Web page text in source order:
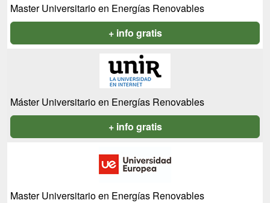
Master Universitario en Energías Renovables
+ info gratis
Máster Universitario en Energías Renovables
+ info gratis
Master Universitario en Energías Renovables